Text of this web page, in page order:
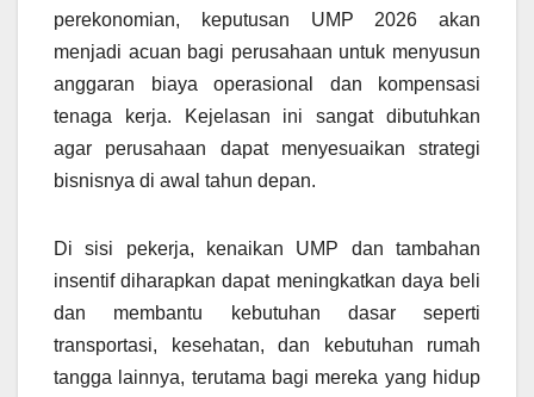
perekonomian, keputusan UMP 2026 akan
menjadi acuan bagi perusahaan untuk menyusun
anggaran biaya operasional dan kompensasi
tenaga kerja. Kejelasan ini sangat dibutuhkan
agar perusahaan dapat menyesuaikan strategi
bisnisnya di awal tahun depan.
Di sisi pekerja, kenaikan UMP dan tambahan
insentif diharapkan dapat meningkatkan daya beli
dan membantu kebutuhan dasar seperti
transportasi, kesehatan, dan kebutuhan rumah
tangga lainnya, terutama bagi mereka yang hidup